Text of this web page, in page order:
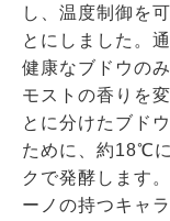
し、温度制御を
とにしました。
健康なブドウの
モストの香りを
とに分けたブド
ために、約18℃
クで発酵します
ーノの持つキャ